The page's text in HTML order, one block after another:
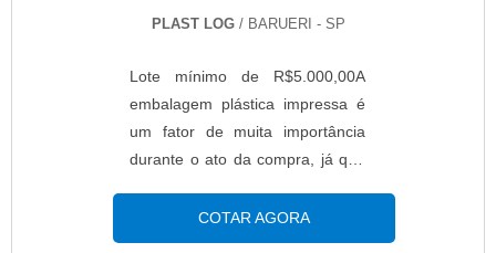
PLAST LOG / BARUERI - SP
Lote mínimo de R$5.000,00A
embalagem plástica impressa é
um fator de muita importância
durante o ato da compra, já que
conta muito para a decisão do
cliente. Se a embalagem tem
COTAR AGORA